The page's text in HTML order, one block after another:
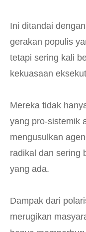
Ini ditandai
gerakan populis
tetapi sering kali
kekuasaan
Mereka tidak
yang pro-sistemik
mengusulkan
radikal dan sering
yang ada.
Dampak dari
merugikan